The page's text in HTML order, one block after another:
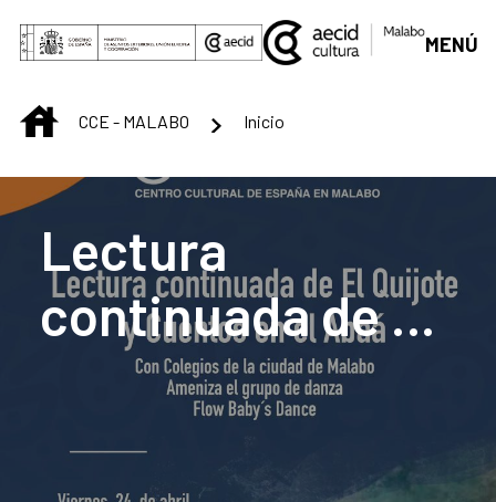
Saltar al contenido principal
MENÚ
INICIOCCE - MALABO Inicio
Centro Cultural de
Lectura
continuada de El
Quijote y Cuentos
en el Abaá